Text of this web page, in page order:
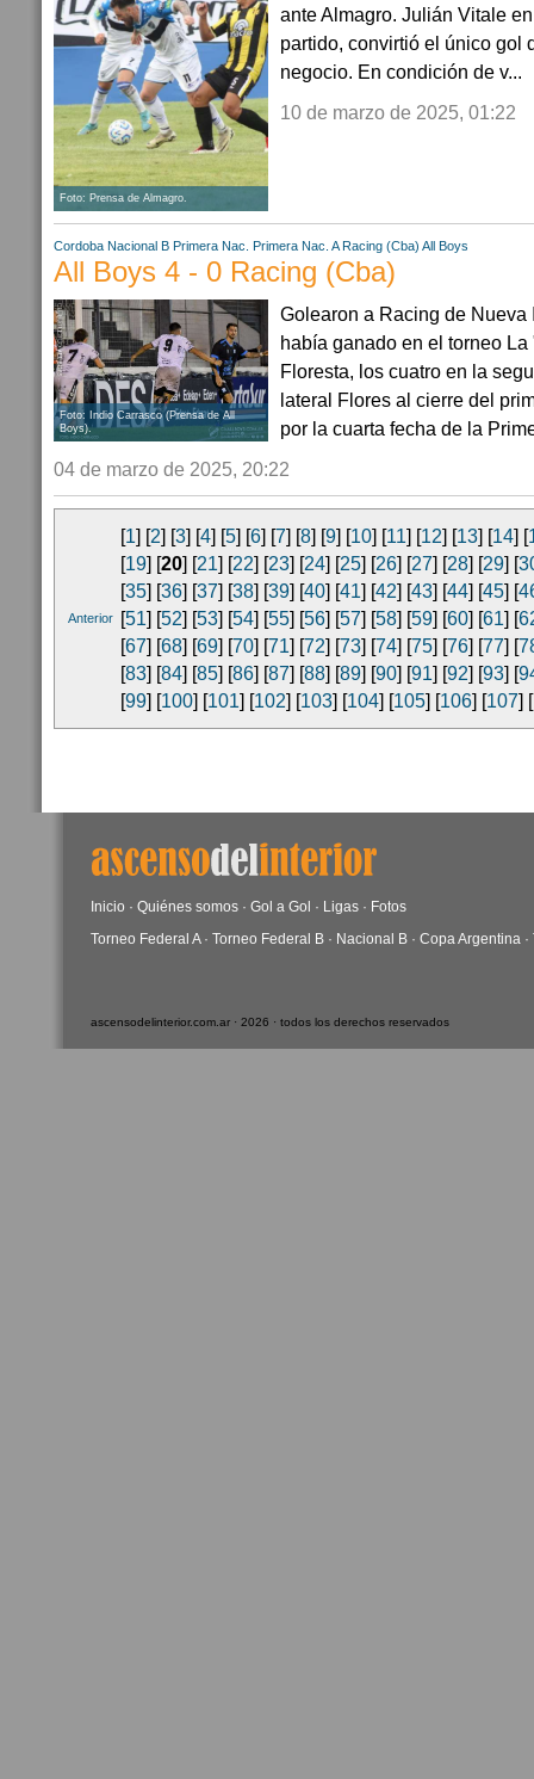
Foto: Prensa de Almagro.
ante Almagro. Julián Vitale
partido, convirtió el único gol
negocio. En condición de v...
10 de marzo de 2025, 01:22
Cordoba Nacional B Primera Nac. Primera Nac. A Racing (Cba) All Boys
All Boys 4 - 0 Racing (Cba)
Foto: Indio Carrasco (Prensa de All
Boys).
Golearon a Racing de Nueva
había ganado en el torneo
Floresta, los cuatro en la
lateral Flores al cierre del
por la cuarta fecha de la
04 de marzo de 2025, 20:22
Anterior
[1] [2] [3] [4] [5] [6] [7] [8] [9] [10] [11] [12] [13] [14] [
[19] [20] [21] [22] [23] [24] [25] [26] [27] [28] [29] [
[35] [36] [37] [38] [39] [40] [41] [42] [43] [44] [45] [
[51] [52] [53] [54] [55] [56] [57] [58] [59] [60] [61] [
[67] [68] [69] [70] [71] [72] [73] [74] [75] [76] [77] [
[83] [84] [85] [86] [87] [88] [89] [90] [91] [92] [93] [
[99] [100] [101] [102] [103] [104] [105] [106] [107] [
Inicio · Quiénes somos · Gol a Gol · Ligas · Fotos
Torneo Federal A· Torneo Federal B · Nacional B · Copa Argentina ·
ascensodelinterior.com.ar · 2026 · todos los derechos reservados